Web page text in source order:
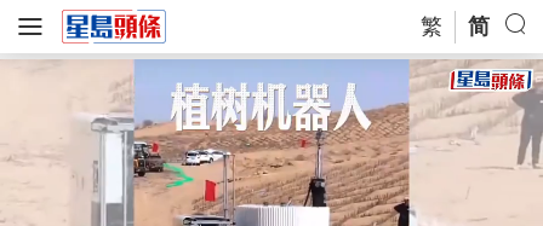
繁 简